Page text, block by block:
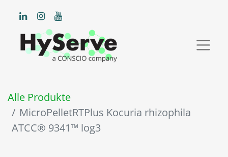
Alle Produkte
MicroPelletRTPlus Kocuria rhizophila
ATCC® 9341™ log3